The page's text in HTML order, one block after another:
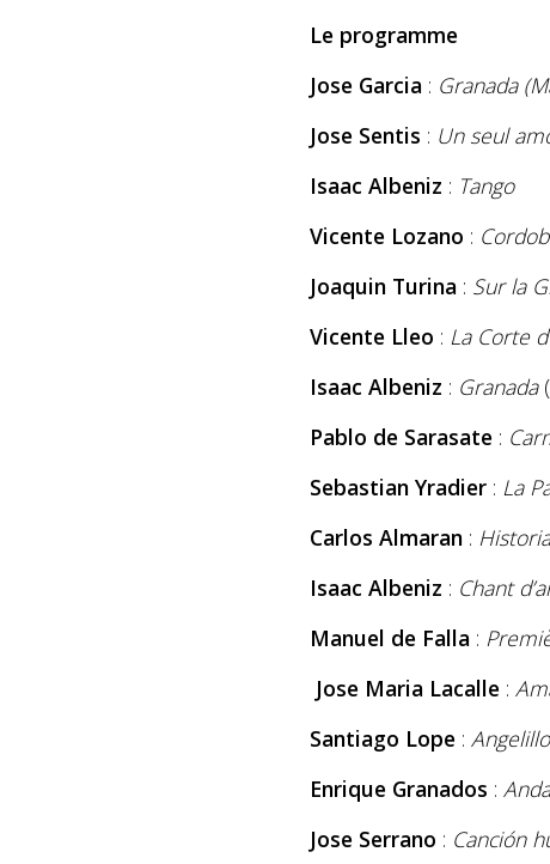
Le programme
Jose Garcia : Granada
Jose Sentis : Un seul
Isaac Albeniz : Tango
Vicente Lozano :
Joaquin Turina :
Vicente Lleo : La Corte
Isaac Albeniz : Granada
Pablo de Sarasate :
Sebastian Yradier:
Carlos Almaran :
Isaac Albeniz : Chant
Manuel de Falla :
Jose Maria Lacalle :
Santiago Lope :
Enrique Granados :
Jose Serrano : Canción